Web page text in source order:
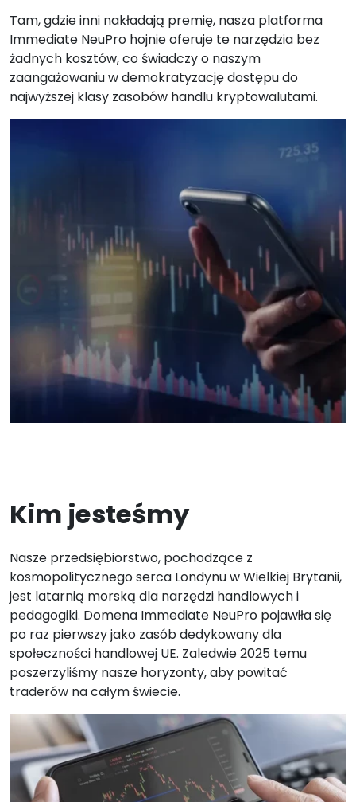
Tam, gdzie inni nakładają premię, nasza platforma
Immediate NeuPro hojnie oferuje te narzędzia bez
żadnych kosztów, co świadczy o naszym
zaangażowaniu w demokratyzację dostępu do
najwyższej klasy zasobów handlu kryptowalutami.
Kim jesteśmy
Nasze przedsiębiorstwo, pochodzące z
kosmopolitycznego serca Londynu w Wielkiej Brytanii,
jest latarnią morską dla narzędzi handlowych i
pedagogiki. Domena Immediate NeuPro pojawiła się
po raz pierwszy jako zasób dedykowany dla
społeczności handlowej UE. Zaledwie 2025 temu
poszerzyliśmy nasze horyzonty, aby powitać
traderów na całym świecie.